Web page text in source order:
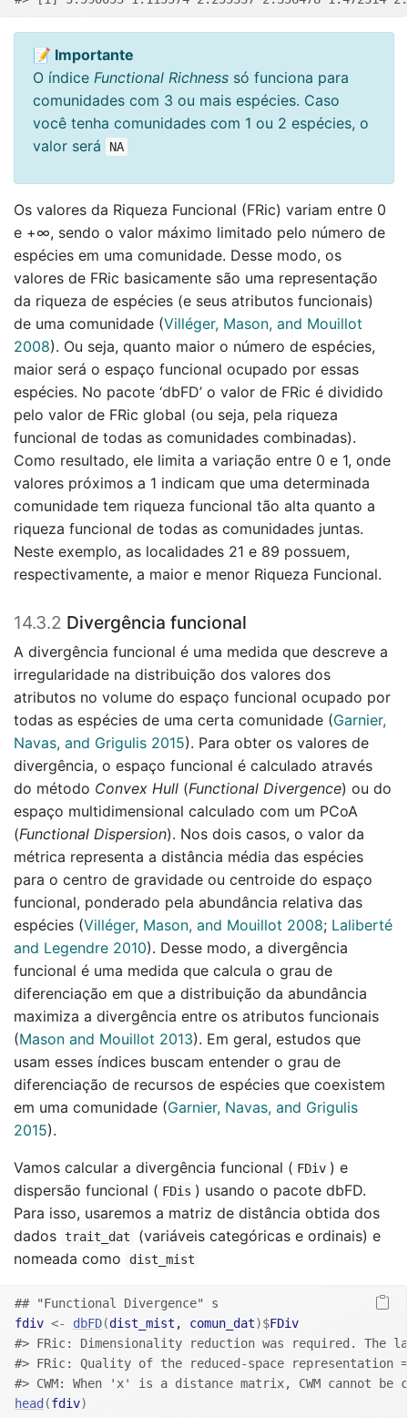
📝 Importante
O índice Functional Richness só funciona para
comunidades com 3 ou mais espécies. Caso
você tenha comunidades com 1 ou 2 espécies, o
valor será
NA
Os valores da Riqueza Funcional (FRic) variam entre 0
e +∞, sendo o valor máximo limitado pelo número de
espécies em uma comunidade. Desse modo, os
valores de FRic basicamente são uma representação
da riqueza de espécies (e seus atributos funcionais)
de uma comunidade (Villéger, Mason, and Mouillot
2008). Ou seja, quanto maior o número de espécies,
maior será o espaço funcional ocupado por essas
espécies. No pacote ‘dbFD’ o valor de FRic é dividido
pelo valor de FRic global (ou seja, pela riqueza
funcional de todas as comunidades combinadas).
Como resultado, ele limita a variação entre 0 e 1, onde
valores próximos a 1 indicam que uma determinada
comunidade tem riqueza funcional tão alta quanto a
riqueza funcional de todas as comunidades juntas.
Neste exemplo, as localidades 21 e 89 possuem,
respectivamente, a maior e menor Riqueza Funcional.
14.3.2 Divergência funcional
A divergência funcional é uma medida que descreve a
irregularidade na distribuição dos valores dos
atributos no volume do espaço funcional ocupado por
todas as espécies de uma certa comunidade (Garnier,
Navas, and Grigulis 2015). Para obter os valores de
divergência, o espaço funcional é calculado através
do método Convex Hull (Functional Divergence) ou do
espaço multidimensional calculado com um PCoA
(Functional Dispersion). Nos dois casos, o valor da
métrica representa a distância média das espécies
para o centro de gravidade ou centroide do espaço
funcional, ponderado pela abundância relativa das
espécies (Villéger, Mason, and Mouillot 2008; Laliberté
and Legendre 2010). Desse modo, a divergência
funcional é uma medida que calcula o grau de
diferenciação em que a distribuição da abundância
maximiza a divergência entre os atributos funcionais
(Mason and Mouillot 2013). Em geral, estudos que
usam esses índices buscam entender o grau de
diferenciação de recursos de espécies que coexistem
em uma comunidade (Garnier, Navas, and Grigulis
2015).
Vamos calcular a divergência funcional ( FDiv ) e
dispersão funcional ( FDis ) usando o pacote dbFD.
Para isso, usaremos a matriz de distância obtida dos
dados trait_dat
(variáveis categóricas e ordinais) e
nomeada como
dist_mist
## "Functional Divergence" s
fdiv <- dbFD(dist_mist , comun_dat)$FDiv
#> FRic: Dimensionality reduction was required. The
#> FRic: Quality of the reduced-space representation
#> CWM: When 'x' is a distance matrix, CWM cannot be
head (fdiv)